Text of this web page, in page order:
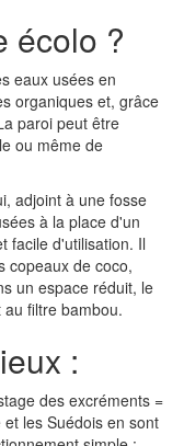
écolo ?
eaux usées en
organiques et, grâce
paroi peut être
ou même de
adjoint à une fosse
à la place d'un
facile d'utilisation. Il
copeaux de coco,
un espace réduit, le
filtre bambou.
:
des excréments =
les Suédois en sont